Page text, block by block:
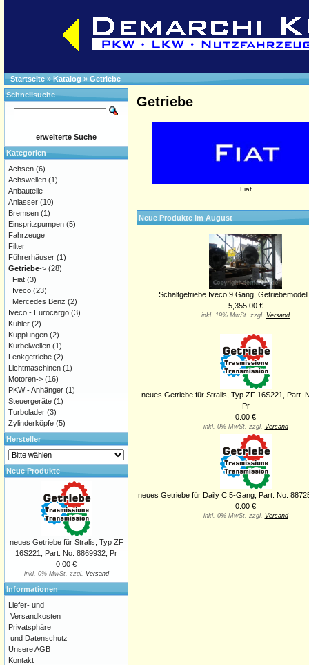
Startseite»Katalog » Getriebe
Getriebe
Fiat
Neue Produkte im August
Schaltgetriebe Iveco 9 Gang,
5,355.00 €
inkl. 19% MwSt. zzgl. Versand
neues Getriebe für Stralis, Typ ZF 16S221, Part.
Pr
0.00 €
inkl. 0% MwSt. zzgl. Versand
neues Getriebe für Daily C 5-Gang, Part. No.
0.00 €
inkl. 0% MwSt. zzgl. Versand
Schnellsuche
erweiterte Suche
Kategorien
Achsen (6)
Achswellen (1)
Anbauteile
Anlasser (10)
Bremsen (1)
Einspritzpumpen (5)
Fahrzeuge
Filter
Führerhäuser (1)
Getriebe-> (28)
Fiat (3)
Iveco (23)
Mercedes Benz (2)
Iveco - Eurocargo (3)
Kühler (2)
Kupplungen (2)
Kurbelwellen (1)
Lenkgetriebe (2)
Lichtmaschinen (1)
Motoren-> (16)
PKW - Anhänger (1)
Steuergeräte (1)
Turbolader (3)
Zylinderköpfe (5)
Hersteller
Neue Produkte
neues Getriebe für Stralis, Typ ZF
16S221, Part. No. 8869932, Pr
0.00 €
inkl. 0% MwSt. zzgl. Versand
Informationen
Liefer- und
Versandkosten
Privatsphäre
und Datenschutz
Unsere AGB
Kontakt